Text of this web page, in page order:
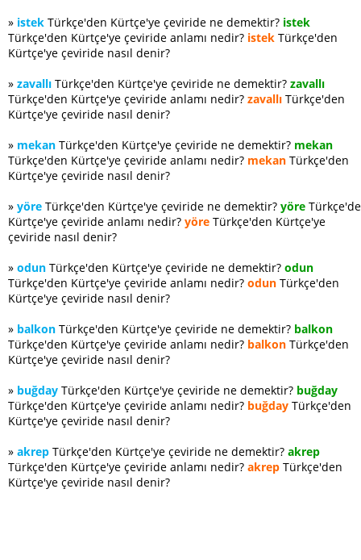
» istek Türkçe'den Kürtçe'ye çeviride ne demektir? istek
Türkçe'den Kürtçe'ye çeviride anlamı nedir? istek Türkçe'den
Kürtçe'ye çeviride nasıl denir?
» zavallı Türkçe'den Kürtçe'ye çeviride ne demektir? zavallı
Türkçe'den Kürtçe'ye çeviride anlamı nedir? zavallı Türkçe'den
Kürtçe'ye çeviride nasıl denir?
» mekan Türkçe'den Kürtçe'ye çeviride ne demektir? mekan
Türkçe'den Kürtçe'ye çeviride anlamı nedir? mekan Türkçe'den
Kürtçe'ye çeviride nasıl denir?
» yöre Türkçe'den Kürtçe'ye çeviride ne demektir? yöre
Kürtçe'ye çeviride anlamı nedir? yöre Türkçe'den Kürtçe'ye
çeviride nasıl denir?
» odun Türkçe'den Kürtçe'ye çeviride ne demektir? odun
Türkçe'den Kürtçe'ye çeviride anlamı nedir? odun Türkçe'den
Kürtçe'ye çeviride nasıl denir?
» balkon Türkçe'den Kürtçe'ye çeviride ne demektir? balkon
Türkçe'den Kürtçe'ye çeviride anlamı nedir? balkon Türkçe'den
Kürtçe'ye çeviride nasıl denir?
» buğday Türkçe'den Kürtçe'ye çeviride ne demektir? buğday
Türkçe'den Kürtçe'ye çeviride anlamı nedir? buğday Türkçe'den
Kürtçe'ye çeviride nasıl denir?
» akrep Türkçe'den Kürtçe'ye çeviride ne demektir? akrep
Türkçe'den Kürtçe'ye çeviride anlamı nedir? akrep Türkçe'den
Kürtçe'ye çeviride nasıl denir?